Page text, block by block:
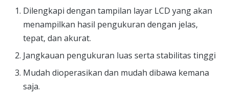
Dilengkapi dengan tampilan layar LCD yang akan
menampilkan hasil pengukuran dengan jelas,
tepat, dan akurat.
Jangkauan pengukuran luas serta stabilitas tinggi
Mudah dioperasikan dan mudah dibawa kemana
saja.